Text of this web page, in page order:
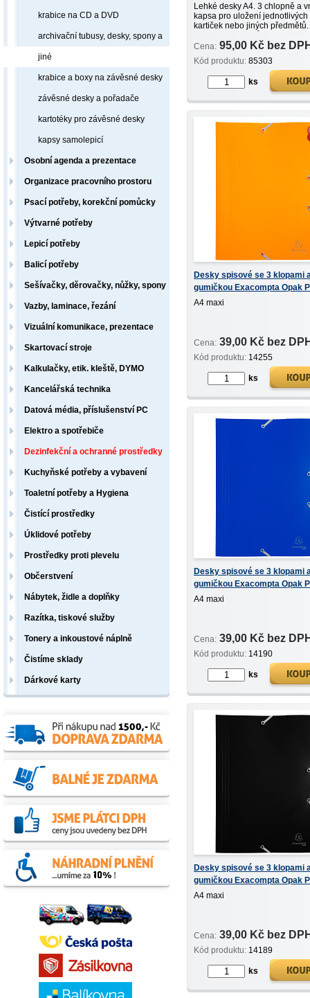
Lehké desky A4. 3 chlopně a
kapsa pro uložení
kartiček nebo jiných předmětů.
minimalistický design.
Cena: 95,00 Kč bez
Kód produktu: 85303
ks
Desky spisové se 3 klopami
gumičkou Exacompta Opak
maxi žluté
A4 maxi
Cena: 39,00 Kč bez
Kód produktu: 14255
ks
Desky spisové se 3 klopami
gumičkou Exacompta Opak
maxi modré
A4 maxi
Cena: 39,00 Kč bez
Kód produktu: 14190
ks
Desky spisové se 3 klopami
gumičkou Exacompta Opak
maxi černé
A4 maxi
Cena: 39,00 Kč bez
Kód produktu: 14189
ks
krabice na CD a DVD
archivační tubusy, desky, spony a
jiné
krabice a boxy na závěsné desky
závěsné desky a pořadače
kartotéky pro závěsné desky
kapsy samolepicí
Osobní agenda a prezentace
Organizace pracovního prostoru
Psací potřeby, korekční pomůcky
Výtvarné potřeby
Lepicí potřeby
Balicí potřeby
Sešívačky, děrovačky, nůžky, spony
Vazby, laminace, řezání
Vizuální komunikace, prezentace
Skartovací stroje
Kalkulačky, etik. kleště, DYMO
Kancelářská technika
Datová média, příslušenství PC
Elektro a spotřebiče
Dezinfekční a ochranné prostředky
Kuchyňské potřeby a vybavení
Toaletní potřeby a Hygiena
Čistící prostředky
Úklidové potřeby
Prostředky proti plevelu
Občerstvení
Nábytek, židle a doplňky
Razítka, tiskové služby
Tonery a inkoustové náplně
Čistíme sklady
Dárkové karty